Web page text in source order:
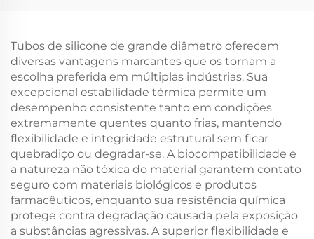
Tubos de silicone de grande diâmetro oferecem
diversas vantagens marcantes que os tornam a
escolha preferida em múltiplas indústrias. Sua
excepcional estabilidade térmica permite um
desempenho consistente tanto em condições
extremamente quentes quanto frias, mantendo
flexibilidade e integridade estrutural sem ficar
quebradiço ou degradar-se. A biocompatibilidade e
a natureza não tóxica do material garantem contato
seguro com materiais biológicos e produtos
farmacêuticos, enquanto sua resistência química
protege contra degradação causada pela exposição
a substâncias agressivas. A superior flexibilidade e